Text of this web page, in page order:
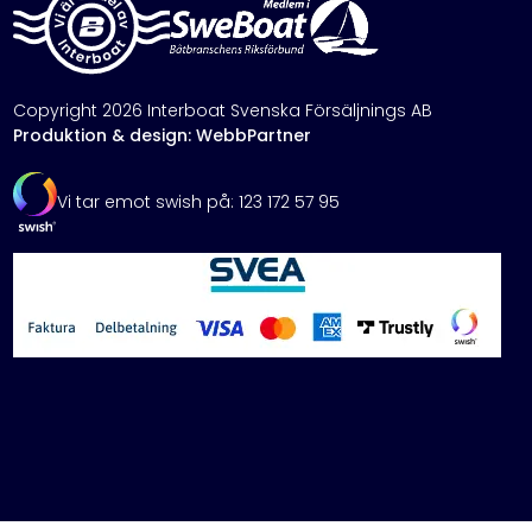
Copyright 2026 Interboat Svenska Försäljnings AB
Produktion & design: WebbPartner
Vi tar emot swish på: 123 172 57 95